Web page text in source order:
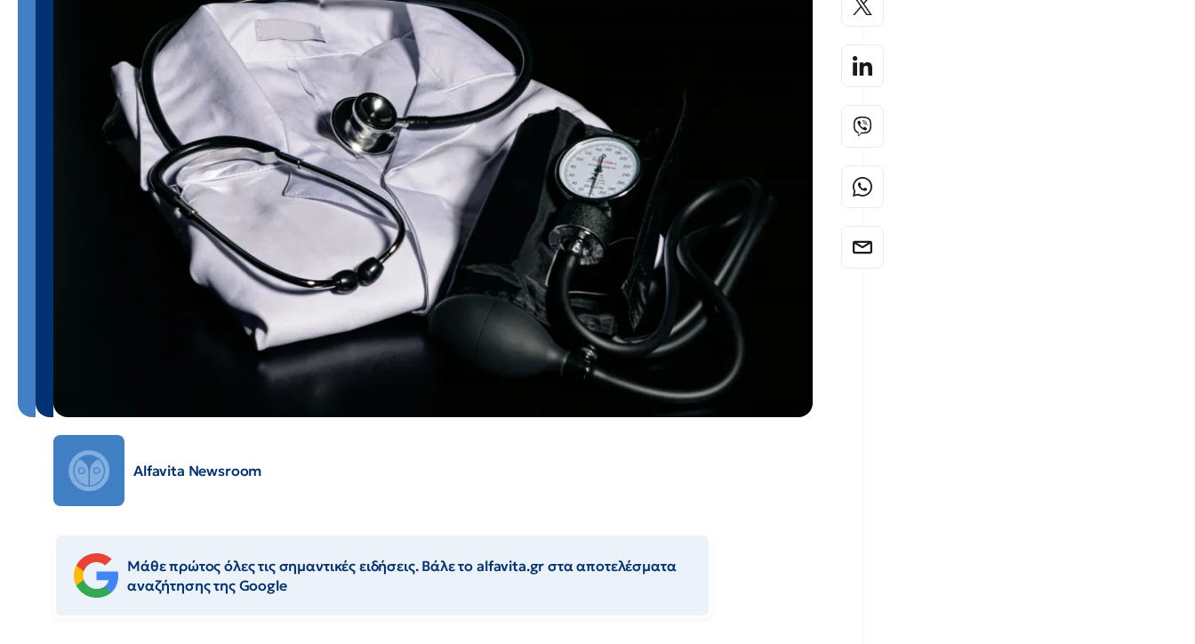
Alfavita Newsroom
Μάθε πρώτος όλες τις σημαντικές ειδήσεις. Βάλε το alfavita.gr στα αποτελέσματα
αναζήτησης της Google